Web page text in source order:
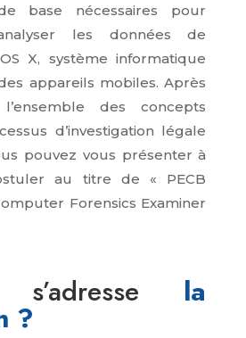
base nécessaires pour
les données de
X, système informatique
appareils mobiles. Après
des concepts
d’investigation légale
pouvez vous présenter à
au titre de « PECB
Forensics Examiner
la
?